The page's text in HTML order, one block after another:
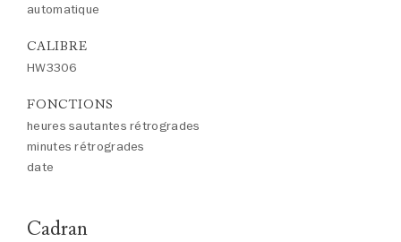
automatique
CALIBRE
HW3306
FONCTIONS
heures sautantes rétrogrades
minutes rétrogrades
date
Cadran